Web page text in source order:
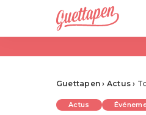
Guettapen › Actus ›
Actus